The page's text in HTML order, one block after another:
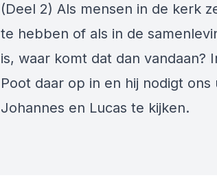
(Deel 2) Als mensen in de kerk
te hebben of als in de
is, waar komt dat dan vandaan?
Poot daar op in en hij nodigt
Johannes en Lucas te kijken.